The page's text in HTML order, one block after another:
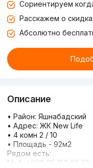
Сориентируем
Расскажем о
Абсолютно
Описание
• Район: Яшнабадский
• Адрес: ЖК New Life
• 4 комн 2 / 10
• Площадь - 92м2
Рядом есть:
Моб: +998 95 152 03 33